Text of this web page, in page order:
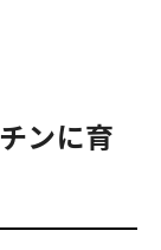
ンに育